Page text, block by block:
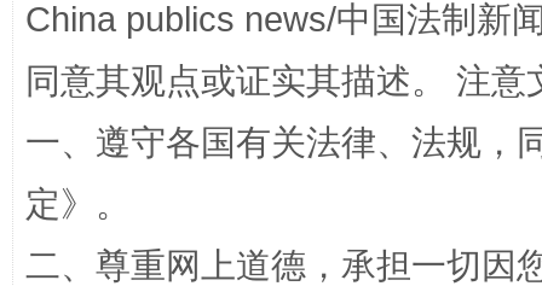
China publics news/中国法制新
同意其观点或证实其描述。 注
一、遵守各国有关法律、法规，
定》。
二、尊重网上道德，承担一切因